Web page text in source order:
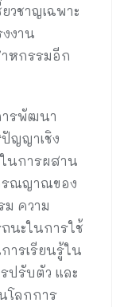
วชาญเฉพาะ
งาน
หกรรมอีก
รพัฒนา
ญญาเชิง
นการผสาน
รณญาณของ
ม ความ
นะในการใช้
ารเรียนรู้ใน
ปรับตัว และ
โลกการ